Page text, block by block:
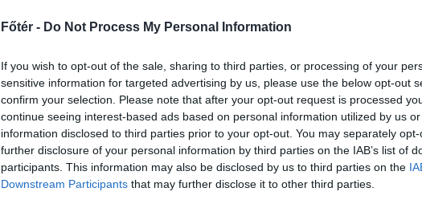
Főtér - Do Not Process My Personal Information
If you wish to opt-out of the sale, sharing to third parties, or processing of your
sensitive information for targeted advertising by us, please use the below opt-out
confirm your selection. Please note that after your opt-out request is processed
continue seeing interest-based ads based on personal information utilized by us
information disclosed to third parties prior to your opt-out. You may separately
further disclosure of your personal information by third parties on the IAB’s list of
participants. This information may also be disclosed by us to third parties on the
Downstream Participants that may further disclose it to other third parties.